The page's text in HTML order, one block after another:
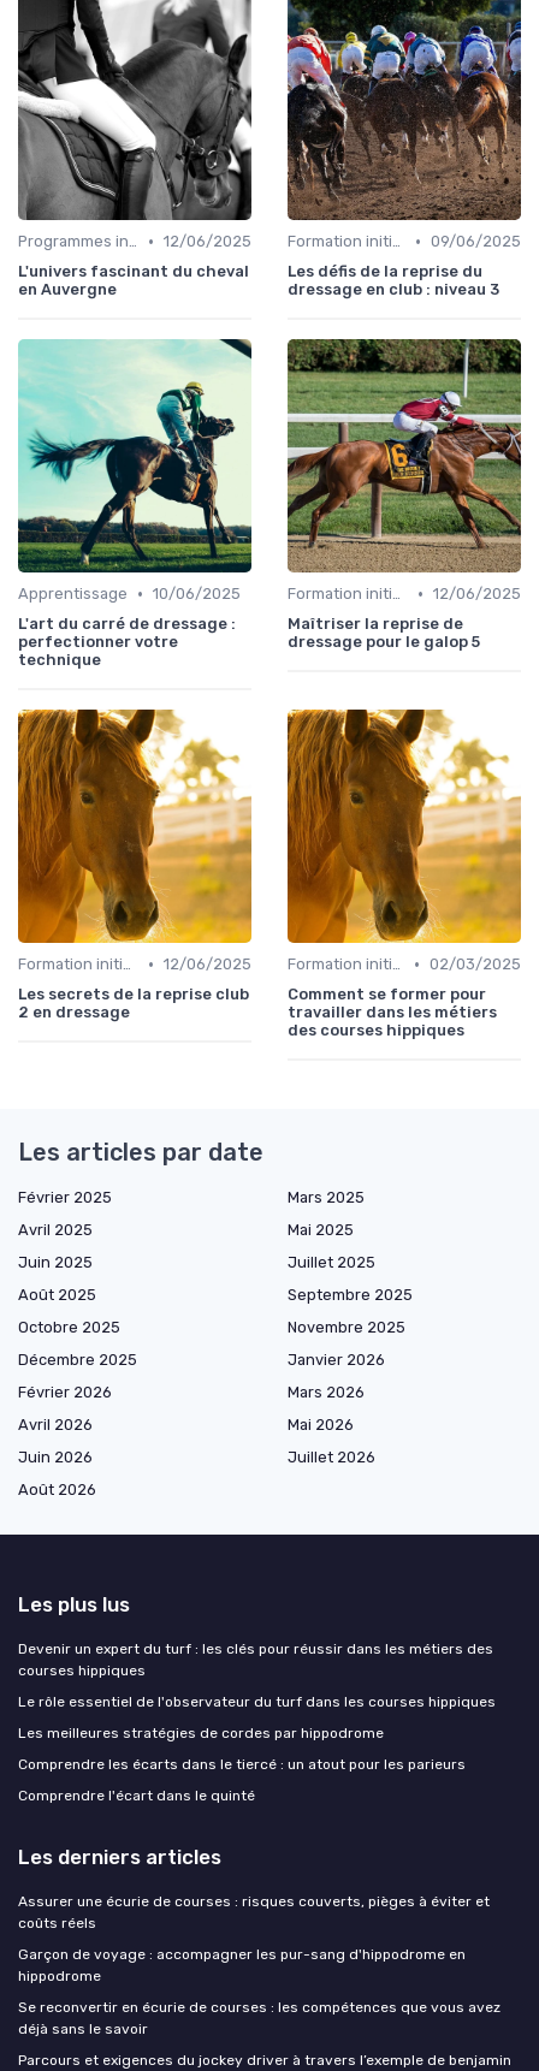
Programmes internationaux • 12/06/2025
L'univers fascinant du cheval
en Auvergne
Formation initiale • 09/06/2025
Les défis de la reprise du
dressage en club : niveau 3
Apprentissage • 10/06/2025
L'art du carré de dressage :
perfectionner votre
technique
Formation initiale • 12/06/2025
Maîtriser la reprise de
dressage pour le galop 5
Formation initiale • 12/06/2025
Les secrets de la reprise club
2 en dressage
Formation initiale • 02/03/2025
Comment se former pour
travailler dans les métiers
des courses hippiques
Les articles par date
Février 2025
Mars 2025
Avril 2025
Mai 2025
Juin 2025
Juillet 2025
Août 2025
Septembre 2025
Octobre 2025
Novembre 2025
Décembre 2025
Janvier 2026
Février 2026
Mars 2026
Avril 2026
Mai 2026
Juin 2026
Juillet 2026
Août 2026
Les plus lus
Devenir un expert du turf : les clés pour réussir dans les métiers des
courses hippiques
Le rôle essentiel de l'observateur du turf dans les courses hippiques
Les meilleures stratégies de cordes par hippodrome
Comprendre les écarts dans le tiercé : un atout pour les parieurs
Comprendre l'écart dans le quinté
Les derniers articles
Assurer une écurie de courses : risques couverts, pièges à éviter et
coûts réels
Garçon de voyage : accompagner les pur-sang d'hippodrome en
hippodrome
Se reconvertir en écurie de courses : les compétences que vous avez
déjà sans le savoir
Parcours et exigences du jockey driver à travers l’exemple de benjamin